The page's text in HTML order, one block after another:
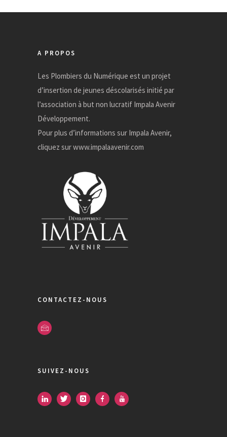
A PROPOS
Les Plombiers du Numérique est un projet
d’insertion de jeunes déscolarisés initié par
l’association à but non lucratif Impala Avenir
Développement.
Pour plus d’informations sur Impala Avenir,
cliquez surwww.impalaavenir.com
CONTACTEZ-NOUS
SUIVEZ-NOUS